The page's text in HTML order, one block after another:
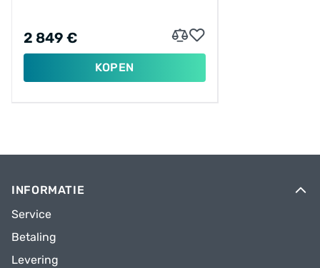
2 849 €
KOPEN
INFORMATIE
Service
Betaling
Levering